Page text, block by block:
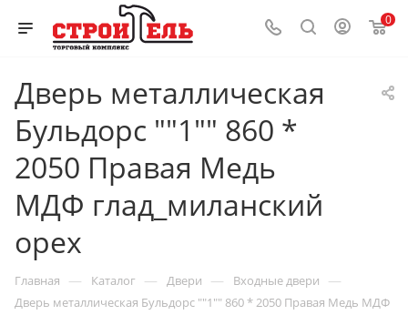
0
Дверь металлическая
Бульдорс ""1"" 860 *
2050 Правая Медь
МДФ глад_миланский
орех
Главная — Каталог — Двери — Входные двери —
Дверь металлическая Бульдорс ""1"" 860 * 2050 Правая Медь МДФ